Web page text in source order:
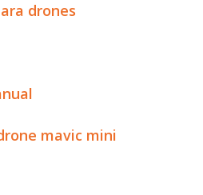
drones
mavic mini